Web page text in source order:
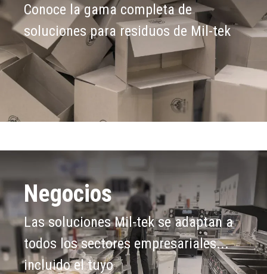
Conoce la gama completa de
soluciones para residuos de Mil-tek
Negocios
Las soluciones Mil-tek se adaptan a
todos los sectores empresariales...
incluido el tuyo